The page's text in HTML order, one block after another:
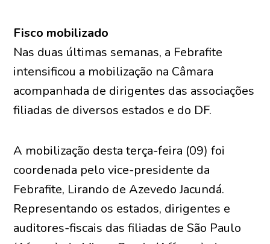
Fisco mobilizado
Nas duas últimas semanas, a Febrafite
intensificou a mobilização na Câmara
acompanhada de dirigentes das associações
filiadas de diversos estados e do DF.
A mobilização desta terça-feira (09) foi
coordenada pelo vice-presidente da
Febrafite, Lirando de Azevedo Jacundá.
Representando os estados, dirigentes e
auditores-fiscais das filiadas de São Paulo